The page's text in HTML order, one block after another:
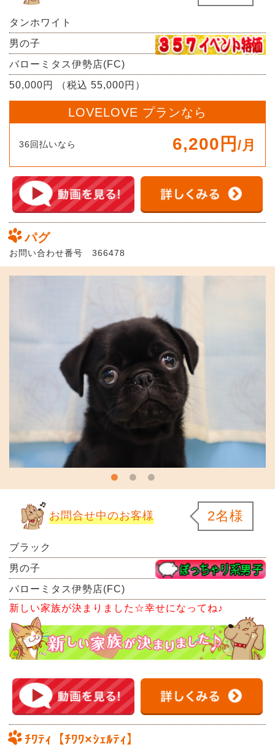
タンホワイト
男の子
バローミタス伊勢店(FC)
50,000円 （税込 55,000円）
LOVELOVE プランなら
36回払いなら 6,200円 /月
パグ
お問い合わせ番号 366478
お問合せ中のお客様 2名様
ブラック
男の子
バローミタス伊勢店(FC)
新しい家族が決まりました☆幸せになってね♪
ﾁﾜﾃｨ【ﾁﾜﾜ×ｼｪﾙﾃｨ】